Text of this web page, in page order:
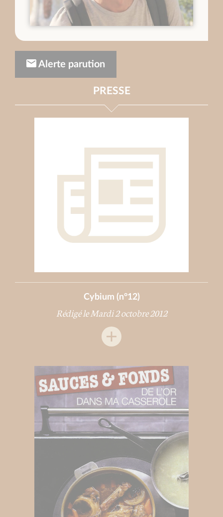
Alerte parution
PRESSE
Cybium (n°12)
Rédigé le Mardi 2 octobre 2012